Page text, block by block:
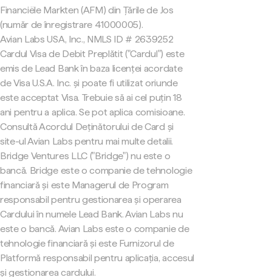
Financiële Markten (AFM) din Țările de Jos
(număr de înregistrare 41000005).
Avian Labs USA, Inc., NMLS ID # 2639252
Cardul Visa de Debit Preplătit ("Cardul") este
emis de Lead Bank în baza licenței acordate
de Visa U.S.A. Inc. și poate fi utilizat oriunde
este acceptat Visa. Trebuie să ai cel puțin 18
ani pentru a aplica. Se pot aplica comisioane.
Consultă Acordul Deținătorului de Card și
site-ul Avian Labs pentru mai multe detalii.
Bridge Ventures LLC ("Bridge") nu este o
bancă. Bridge este o companie de tehnologie
financiară și este Managerul de Program
responsabil pentru gestionarea și operarea
Cardului în numele Lead Bank. Avian Labs nu
este o bancă. Avian Labs este o companie de
tehnologie financiară și este Furnizorul de
Platformă responsabil pentru aplicația, accesul
și gestionarea cardului.